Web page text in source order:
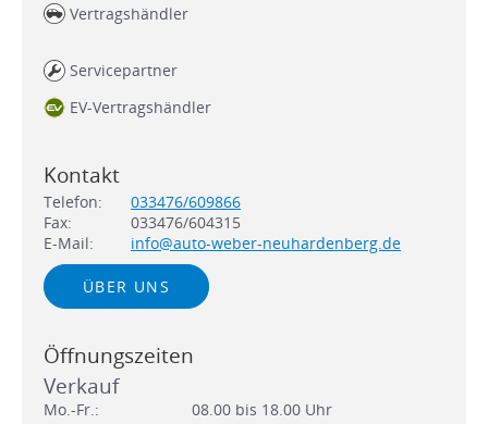
Vertragshändler
Servicepartner
EV-Vertragshändler
Kontakt
Telefon:
033476/609866
Fax:
033476/604315
E-Mail:
info@auto-weber-neuhardenberg.de
ÜBER UNS
Öffnungszeiten
Verkauf
Mo.-Fr.:
08.00 bis 18.00 Uhr